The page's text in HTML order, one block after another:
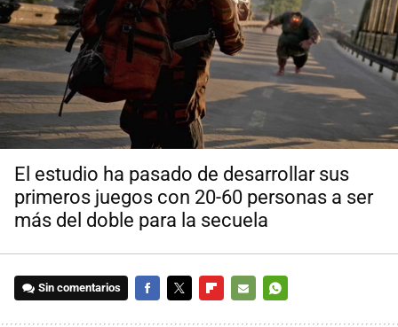
El estudio ha pasado de desarrollar sus
primeros juegos con 20-60 personas a ser
más del doble para la secuela
Sin comentarios